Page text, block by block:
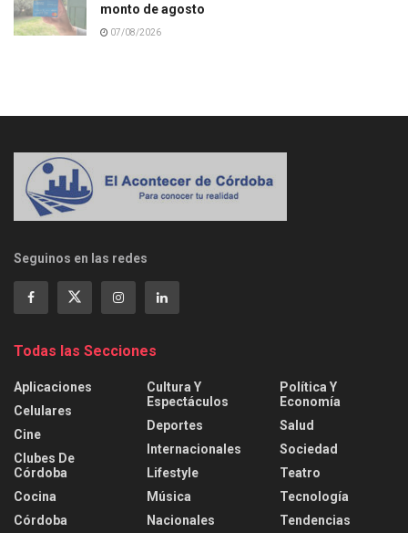
monto de agosto
07/08/2026
Seguinos en las redes
Todas las Secciones
Aplicaciones
Celulares
Cine
Clubes De
Córdoba
Cocina
Córdoba
Cultura Y
Espectáculos
Deportes
Internacionales
Lifestyle
Música
Nacionales
Política Y
Economía
Salud
Sociedad
Teatro
Tecnología
Tendencias